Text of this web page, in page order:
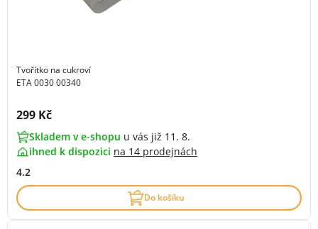
Tvořítko na cukroví
ETA 0030 00340
Cena s DPH:
299 Kč
Skladem v e-shopu u vás již 11. 8.
ihned k dispozici na 14 prodejnách
4.2
Do košíku